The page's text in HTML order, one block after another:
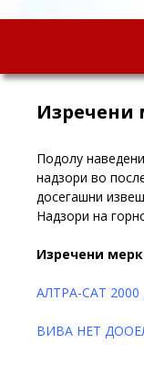
Изречени
Подолу
надзори во
досегашни
Надзори на
Изречени
АЛТРА-САТ
ВИВА НЕТ